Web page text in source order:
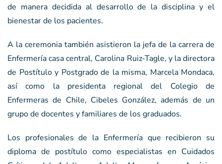
de manera decidida al desarrollo de la disciplina y el
bienestar de los pacientes.
A la ceremonia también asistieron la jefa de la carrera de
Enfermería casa central, Carolina Ruiz-Tagle, y la directora
de Postítulo y Postgrado de la misma, Marcela Mondaca,
así como la presidenta regional del Colegio de
Enfermeras de Chile, Cibeles González, además de un
grupo de docentes y familiares de los graduados.
Los profesionales de la Enfermería que recibieron su
diploma de postítulo como especialistas en Cuidados